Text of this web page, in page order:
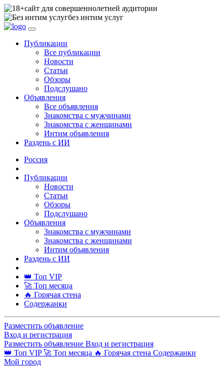
сайт для совершеннолетней аудитории
без интим услуг
Публикации
Все публикации
Новости
Статьи
Обзоры
Подслушано
Объявления
Все объявления
Знакомства с мужчинами
Знакомства с женщинами
Интим объявления
Раздень с ИИ
Россия
Публикации
Новости
Статьи
Обзоры
Подслушано
Объявления
Знакомства с мужчинами
Знакомства с женщинами
Интим объявления
Раздень с ИИ
👑 Топ VIP
🚀 Топ месяца
🔥 Горячая стена
Содержанки
Разместить объявление
Вход и регистрация
Разместить объявление Вход и регистрация
👑 Топ VIP 🚀 Топ месяца 🔥 Горячая стена Содержанки
Мой город